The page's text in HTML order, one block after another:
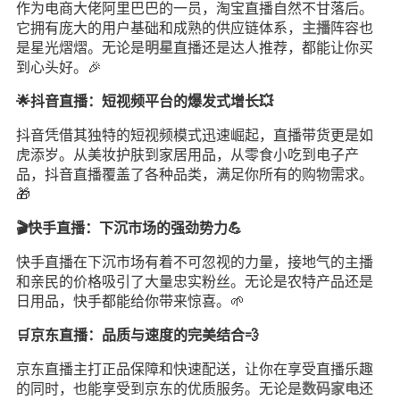
作为电商大佬阿里巴巴的一员，淘宝直播自然不甘落后。
它拥有庞大的用户基础和成熟的供应链体系， 主播阵容也
是星光熠熠。无论是明星直播还是达人推荐，都能让你买
到心头好。🎉
🌟抖音直播：短视频平台的爆发式增长💥
抖音凭借其独特的短视频模式迅速崛起，直播带货更是如
虎添岁。从美妆护肤到家居用品，从零食小吃到电子产
品，抖音直播覆盖了各种品类，满足你所有的购物需求。
🎁
🎬快手直播：下沉市场的强劲势力💪
快手直播在下沉市场有着不可忽视的力量，接地气的主播
和亲民的价格吸引了大量忠实粉丝。无论是农特产品还是
日用品，快手都能给你带来惊喜。🌱
🛒京东直播：品质与速度的完美结合💨
京东直播主打正品保障和快速配送，让你在享受直播乐趣
的同时，也能享受到京东的优质服务。无论是数码家电还